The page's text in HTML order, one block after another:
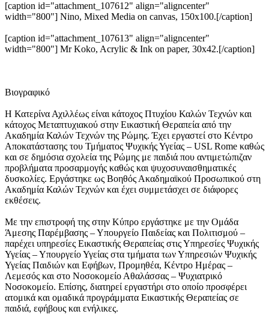
[caption id="attachment_107612" align="aligncenter"
width="800"] Νino, Mixed Media on canvas, 150x100.[/caption]
[caption id="attachment_107613" align="aligncenter"
width="800"] Mr Koko, Acrylic & Ink on paper, 30x42.[/caption]
Βιογραφικό
Η Κατερίνα Αχιλλέως είναι κάτοχος Πτυχίου Καλών Τεχνών και
κάτοχος Μεταπτυχιακού στην Εικαστική Θεραπεία από την
Ακαδημία Καλών Τεχνών της Ρώμης. Έχει εργαστεί στο Κέντρο
Αποκατάστασης του Τμήματος Ψυχικής Υγείας – USL Rome καθώς
και σε δημόσια σχολεία της Ρώμης με παιδιά που αντιμετώπιζαν
προβλήματα προσαρμογής καθώς και ψυχοσυναισθηματικές
δυσκολίες. Εργάστηκε ως Βοηθός Ακαδημαϊκού Προσωπικού στη
Ακαδημία Καλών Τεχνών και έχει συμμετάσχει σε διάφορες
εκθέσεις.
Με την επιστροφή της στην Κύπρο εργάστηκε με την Ομάδα
Άμεσης Παρέμβασης – Υπουργείο Παιδείας και Πολιτισμού –
παρέχει υπηρεσίες Εικαστικής Θεραπείας στις Υπηρεσίες Ψυχικής
Υγείας – Υπουργείο Υγείας στα τμήματα των Υπηρεσιών Ψυχικής
Υγείας Παιδιών και Εφήβων, Προμηθέα, Κέντρο Ημέρας –
Λεμεσός και στο Νοσοκομείο Αθαλάσσας – Ψυχιατρικό
Νοσοκομείο. Επίσης, διατηρεί εργαστήρι στο οποίο προσφέρει
ατομικά και ομαδικά προγράμματα Εικαστικής Θεραπείας σε
παιδιά, εφήβους και ενήλικες.